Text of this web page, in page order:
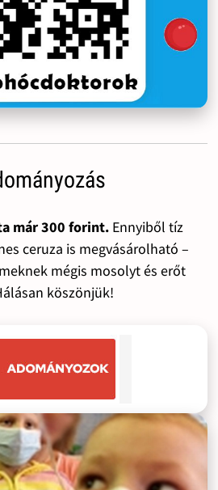
már 300 forint.Ennyiből tíz
ceruza is megvásárolható –
mégis mosolyt és erőt
köszönjük!